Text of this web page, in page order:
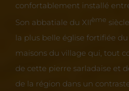
confortablement installé
Son abbatiale du XIIème
la plus belle église fortifiée
maisons du village qui, tout
de cette pierre sarladaise et
de la région dans un